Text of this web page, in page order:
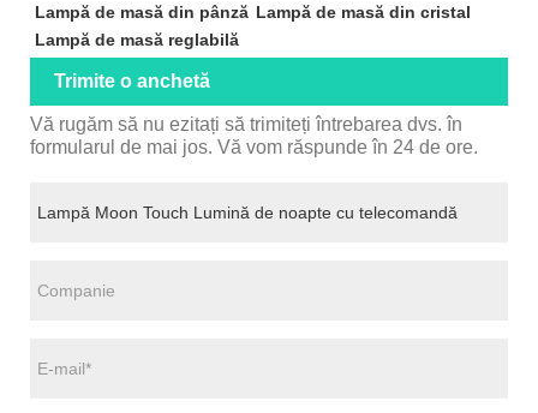
Lampă de masă din pânză Lampă de masă din cristal
Lampă de masă reglabilă
Trimite o anchetă
Vă rugăm să nu ezitați să trimiteți întrebarea dvs. în
formularul de mai jos. Vă vom răspunde în 24 de ore.